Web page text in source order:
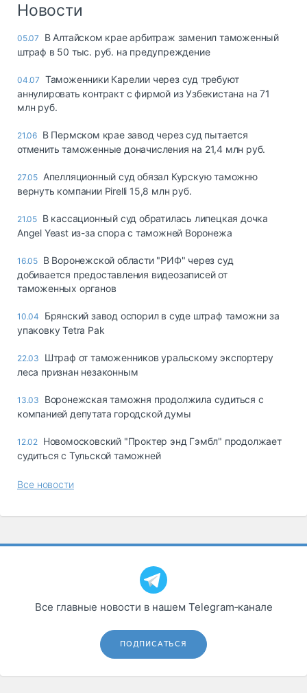
опасные грузы
страхование
грузовые
терминалы
транспорт
Автосервис,
автохимия
Дзен
Новости
05.07
В Алтайском крае арбитраж заменил таможенный
штраф в 50 тыс. руб. на предупреждение
04.07 Таможенники Карелии через суд требуют
аннулировать контракт с фирмой из Узбекистана на 71
млн руб.
21.06 В Пермском крае завод через суд пытается
отменить таможенные доначисления на 21,4 млн руб.
27.05 Апелляционный суд обязал Курскую таможню
вернуть компании Pirelli 15,8 млн руб.
21.05 В кассационный суд обратилась липецкая дочка
Angel Yeast из-за спора с таможней Воронежа
16.05 В Воронежской области "РИФ" через суд
добивается предоставления видеозаписей от
таможенных органов
10.04
Брянский завод оспорил в суде штраф таможни за
упаковку Tetra Pak
22.03
Штраф от таможенников уральскому экспортеру
леса признан незаконным
13.03
Воронежская таможня продолжила судиться с
компанией депутата городской думы
12.02 Новомосковский "Проктер энд Гэмбл" продолжает
судиться с Тульской таможней
Все новости
Все главные новости в нашем Telegram‑канале
ПОДПИСАТЬСЯ